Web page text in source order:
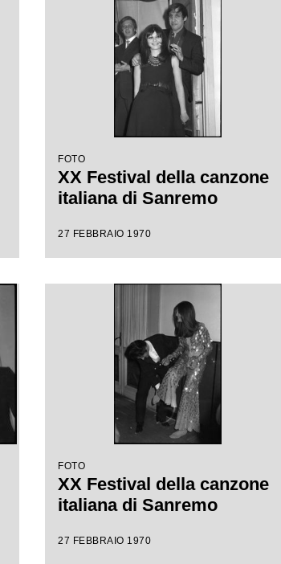
FOTO
XX Festival della canzone
italiana di Sanremo
27 FEBBRAIO 1970
FOTO
XX Festival della canzone
italiana di Sanremo
27 FEBBRAIO 1970